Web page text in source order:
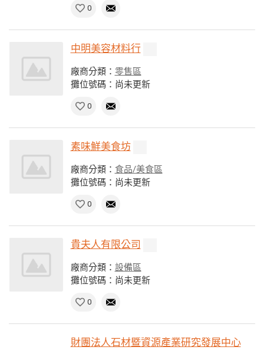
0
中明美容材料行
廠商分類： 零售區
攤位號碼：尚未更新
0
素味鮮美食坊
廠商分類： 食品/美食區
攤位號碼：尚未更新
0
貴夫人有限公司
廠商分類： 設備區
攤位號碼：尚未更新
0
財團法人石材暨資源產業研究發展中心